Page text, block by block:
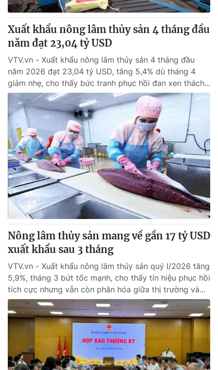
Góc doanh nghiệp
Truyền hình
Phim VTV
Hậu trường
Nhân vật
Khán giả
Giải sao mai
Giải trí
Điện ảnh
Âm nhạc
Sao
Đời sống
Du lịch
Làm đẹp
Chất lượng cuộc sống
Giáo dục
Tuyển sinh
Học trực tuyến
Công nghệ
Hitech Công nghệ tương lai
Sản phẩm
Thị trường
Tư vấn
Giao lưu trực tuyến
Lịch phát sóng
Chuyên mục khác
Emagazine Podcast
Photo Infographic
Video Shorts video
VTV Money VTV Thể thao
VTV Sức khoẻ Bất động sản
Xuất khẩu nông lâm thủy sản 4 tháng đầu
năm đạt 23,04 tỷ USD
VTV.vn - Xuất khẩu nông lâm thủy sản 4 tháng đầu
năm 2026 đạt 23,04 tỷ USD, tăng 5,4% dù tháng 4
giảm nhẹ, cho thấy bức tranh phục hồi đan xen thách...
Nông lâm thủy sản mang về gần 17 tỷ USD
xuất khẩu sau 3 tháng
VTV.vn - Xuất khẩu nông lâm thủy sản quý I/2026 tăng
5,9%, tháng 3 bứt tốc mạnh, cho thấy tín hiệu phục hồi
tích cực nhưng vẫn còn phân hóa giữa thị trường và...